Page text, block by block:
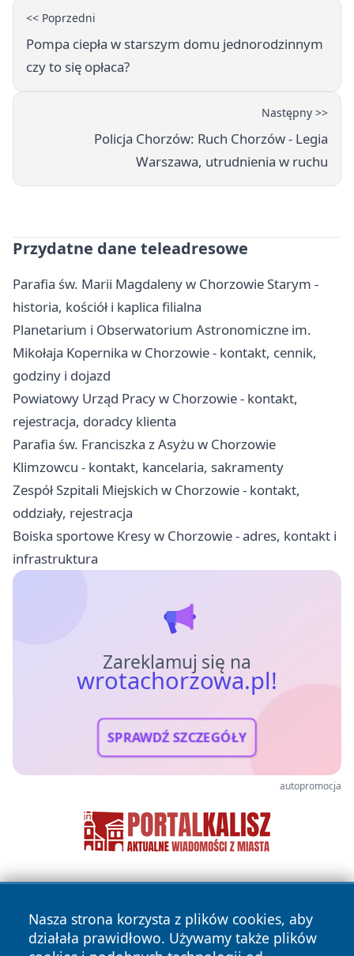
<< Poprzedni
Pompa ciepła w starszym domu jednorodzinnym
czy to się opłaca?
Następny >>
Policja Chorzów: Ruch Chorzów - Legia
Warszawa, utrudnienia w ruchu
Przydatne dane teleadresowe
Parafia św. Marii Magdaleny w Chorzowie Starym -
historia, kościół i kaplica filialna
Planetarium i Obserwatorium Astronomiczne im.
Mikołaja Kopernika w Chorzowie - kontakt, cennik,
godziny i dojazd
Powiatowy Urząd Pracy w Chorzowie - kontakt,
rejestracja, doradcy klienta
Parafia św. Franciszka z Asyżu w Chorzowie
Klimzowcu - kontakt, kancelaria, sakramenty
Zespół Szpitali Miejskich w Chorzowie - kontakt,
oddziały, rejestracja
Boiska sportowe Kresy w Chorzowie - adres, kontakt i
infrastruktura
Zareklamuj się na
wrotachorzowa.pl!
SPRAWDŹ SZCZEGÓŁY
autopromocja
Nasza strona korzysta z plików cookies, aby
działała prawidłowo. Używamy także plików